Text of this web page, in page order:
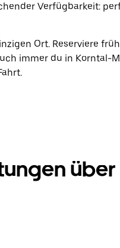
Verfügbarkeit:
Ort. Reserviere
immer du in Korntal-